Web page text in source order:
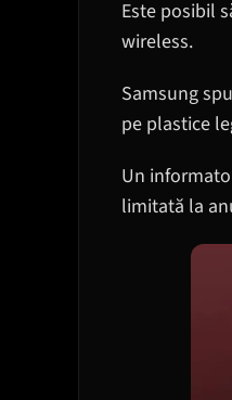
Este posibil
wireless.
Samsung
pe plastice
Un
limitată la